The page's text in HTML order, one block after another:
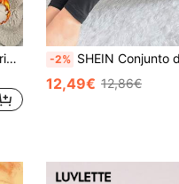
SHEIN Conjunto de ropa interior térmica de mujer con escote en V, de corte slim y con aplicaciones de encaje, para otoño/invierno
-2% SHEIN Conjunto de ropa interior térmica lisa
12,49€ 12,86€